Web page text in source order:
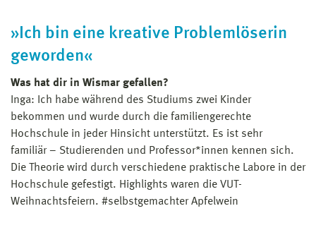
knüpft schon im Studium Kontakte, informiert euch,
fragt nach oder geht zum Beispiel auf Messen.
Julian Vogt ist nach seinem Bachelorstudium an die
Hochschule Wismar gekommen. Hier hat er im Jahr
2021 seinen Masterabschluss in der Verfahrens- und
Energietechnik gemacht. Als Konstruktionsingenieur ist
er gegenwärtig für die Planung der Substrat- und
Heizungstechnik in Biogasanlagen beim Unternehmen
bioconstruct in Niedersachsen zuständig.
»Ich bin eine kreative Problemlöserin
geworden«
Was hat dir in Wismar gefallen?
Inga: Ich habe während des Studiums zwei Kinder
bekommen und wurde durch die familiengerechte
Hochschule in jeder Hinsicht unterstützt. Es ist sehr
familiär – Studierenden und Professor*innen kennen sich.
Die Theorie wird durch verschiedene praktische Labore in der
Hochschule gefestigt. Highlights waren die VUT-
Weihnachtsfeiern. #selbstgemachter Apfelwein